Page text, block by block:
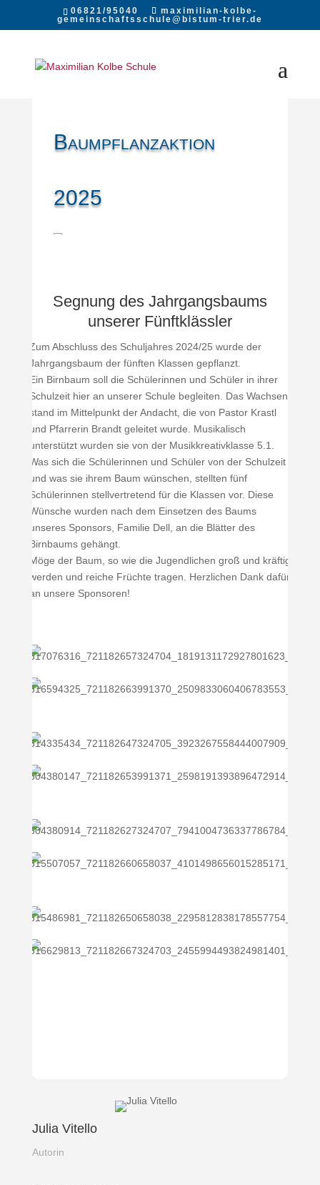
06821/95040
maximilian-kolbe-
gemeinschaftsschule@bistum-trier.de
Baumpflanzaktion
2025
Segnung des Jahrgangsbaums
unserer Fünftklässler
Zum Abschluss des Schuljahres 2024/25 wurde der
Jahrgangsbaum der fünften Klassen gepflanzt.
Ein Birnbaum soll die Schülerinnen und Schüler in ihrer
Schulzeit hier an unserer Schule begleiten. Das Wachsen
stand im Mittelpunkt der Andacht, die von Pastor Krastl
und Pfarrerin Brandt geleitet wurde. Musikalisch
unterstützt wurden sie von der Musikkreativklasse 5.1.
Was sich die Schülerinnen und Schüler von der Schulzeit
und was sie ihrem Baum wünschen, stellten fünf
Schülerinnen stellvertretend für die Klassen vor. Diese
Wünsche wurden nach dem Einsetzen des Baums
unseres Sponsors, Familie Dell, an die Blätter des
Birnbaums gehängt.
Möge der Baum, so wie die Jugendlichen groß und kräftig
werden und reiche Früchte tragen. Herzlichen Dank dafür
an unsere Sponsoren!
Julia Vitello
Autorin